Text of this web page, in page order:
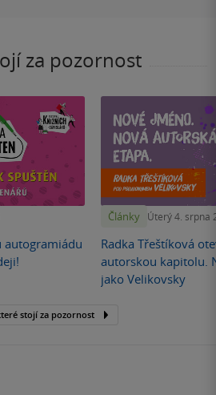
za pozornost
autogramiádu
Články Úterý 4. srpna
Radka Třeštíková
autorskou kapitolu.
jako Velikovsky
stojí za pozornost